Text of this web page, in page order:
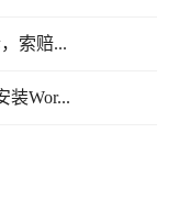
索赔...
装Wor...